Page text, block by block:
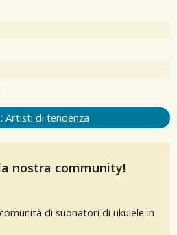
Artisti di tendenza
nostra community!
di suonatori di ukulele in